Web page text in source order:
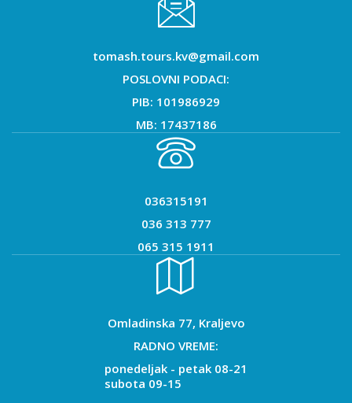
tomash.tours.kv@gmail.com
POSLOVNI PODACI:
PIB: 101986929
MB: 17437186
036315191
036 313 777
065 315 1911
Omladinska 77, Kraljevo
RADNO VREME:
ponedeljak - petak 08-21
subota 09-15